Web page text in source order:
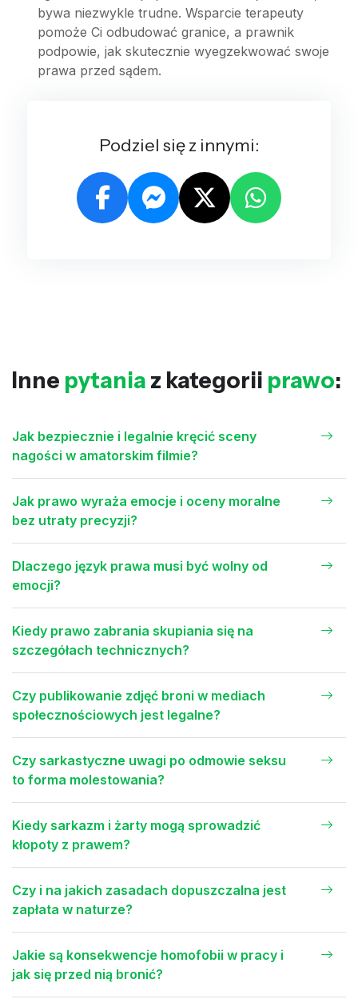
bywa niezwykle trudne. Wsparcie terapeuty
pomoże Ci odbudować granice, a prawnik
podpowie, jak skutecznie wyegzekwować swoje
prawa przed sądem.
Podziel się z innymi:
Inne pytania z kategorii prawo:
Jak bezpiecznie i legalnie kręcić sceny
nagości w amatorskim filmie?
Jak prawo wyraża emocje i oceny moralne
bez utraty precyzji?
Dlaczego język prawa musi być wolny od
emocji?
Kiedy prawo zabrania skupiania się na
szczegółach technicznych?
Czy publikowanie zdjęć broni w mediach
społecznościowych jest legalne?
Czy sarkastyczne uwagi po odmowie seksu
to forma molestowania?
Kiedy sarkazm i żarty mogą sprowadzić
kłopoty z prawem?
Czy i na jakich zasadach dopuszczalna jest
zapłata w naturze?
Jakie są konsekwencje homofobii w pracy i
jak się przed nią bronić?